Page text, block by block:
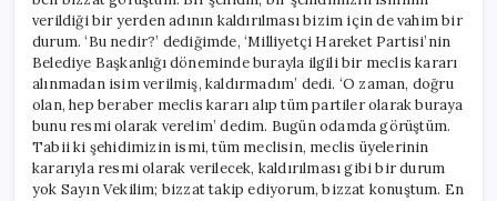
verildiği bir yerden adının kaldırılması bizim için de vahim bir
durum. ‘Bu nedir?’ dediğimde, ‘Milliyetçi Hareket Partisi’nin
Belediye Başkanlığı döneminde burayla ilgili bir meclis kararı
alınmadan isim verilmiş, kaldırmadım’ dedi. ‘O zaman, doğru
olan, hep beraber meclis kararı alıp tüm partiler olarak buraya
bunu resmi olarak verelim’ dedim. Bugün odamda görüştüm.
Tabii ki şehidimizin ismi, tüm meclisin, meclis üyelerinin
kararıyla resmi olarak verilecek, kaldırılması gibi bir durum
yok Sayın Vekilim; bizzat takip ediyorum, bizzat konuştum. En